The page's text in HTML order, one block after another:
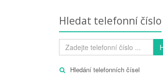
Hledat telefonní číslo
Hledání telefonních čísel